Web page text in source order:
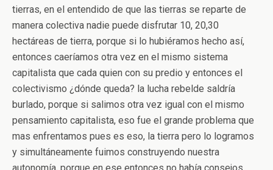
tierras, en el entendido de que las tierras se reparte de
manera colectiva nadie puede disfrutar 10, 20,30
hectáreas de tierra, porque si lo hubiéramos hecho así,
entonces caeríamos otra vez en el mismo sistema
capitalista que cada quien con su predio y entonces el
colectivismo ¿dónde queda? la lucha rebelde saldría
burlado, porque si salimos otra vez igual con el mismo
pensamiento capitalista, eso fue el grande problema que
mas enfrentamos pues es eso, la tierra pero lo logramos
y simultáneamente fuimos construyendo nuestra